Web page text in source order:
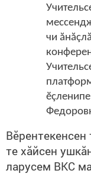
чи
те хăйсен
ларусем ВКС